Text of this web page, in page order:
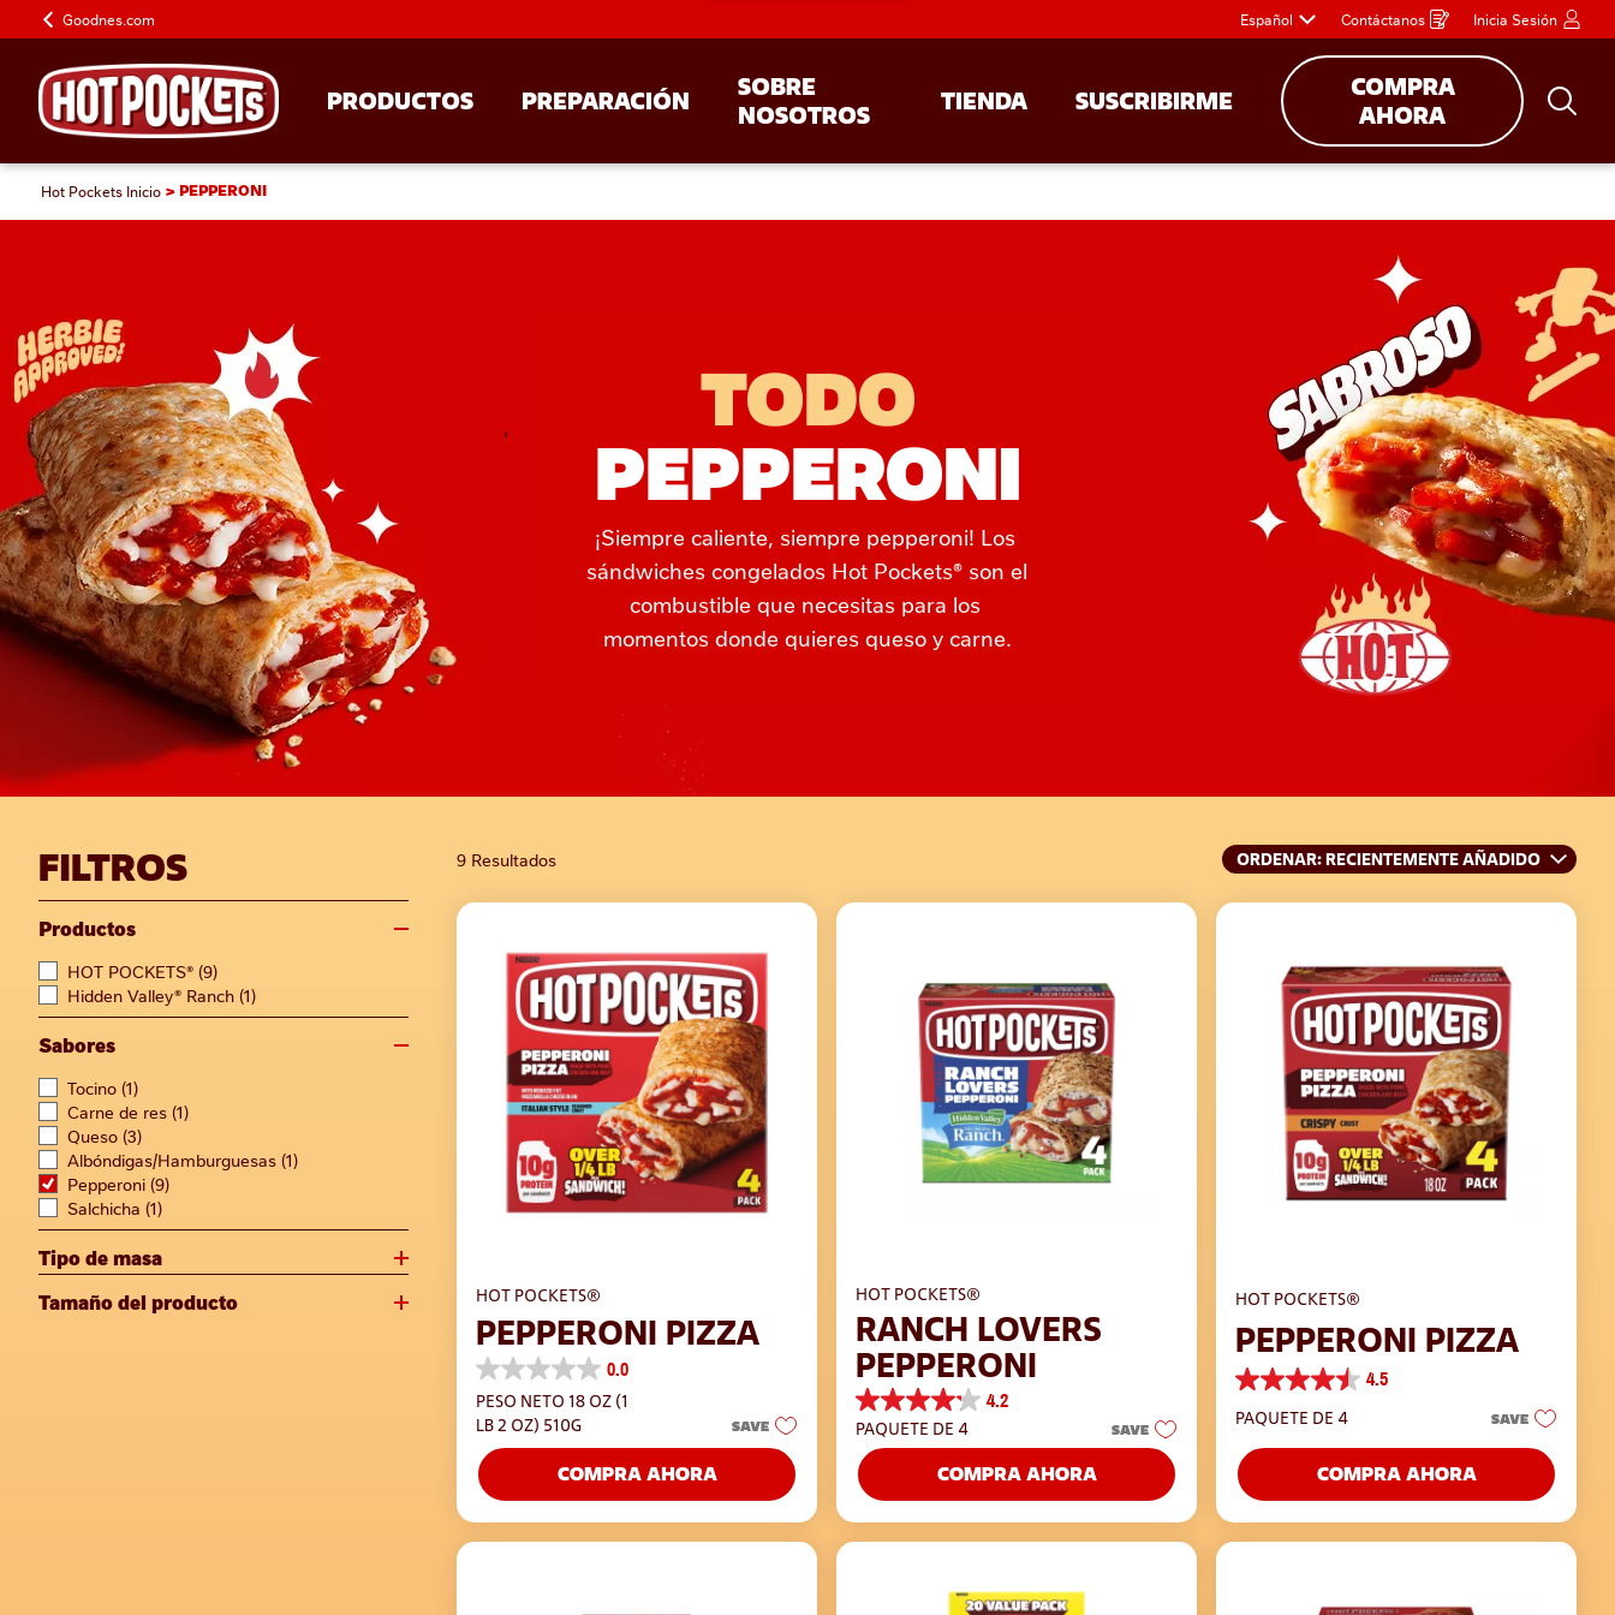
Goodnes.com Español Contáctanos
Opens
in
a
window
Inicia Sesión
PRODUCTOS PREPARACIÓN
SOBRE
NOSOTROS
TIENDA SUSCRIBIRME
COMPRA
AHORA
Hot Pockets Inicio PEPPERONI
TODO
PEPPERONI
¡Siempre caliente, siempre pepperoni! Los
sándwiches congelados Hot Pockets® son el
combustible que necesitas para los
momentos donde quieres queso y carne.
FILTROS
Productos
HOT POCKETS® (9)
Hidden Valley® Ranch (1)
Sabores
Tocino (1)
Carne de res (1)
Queso (3)
Albóndigas/Hamburguesas (1)
Pepperoni (9)
Salchicha (1)
Tipo de masa
Tamaño del producto
9 Resultados ORDENAR: RECIENTEMENTE AÑADIDO
HOT POCKETS®
PEPPERONI PIZZA
0.0
0.0
de
5
estrellas.
PESO NETO 18 OZ (1
LB 2 OZ) 510G
SAVE
COMPRA AHORA
HOT POCKETS®
RANCH LOVERS
PEPPERONI
4.2
4.2
de
5
estrellas.
502
reseñas
PAQUETE DE 4 SAVE
COMPRA AHORA
HOT POCKETS®
PEPPERONI PIZZA
4.5
4.5
de
estrellas.
309
reseñas
PAQUETE DE 4 SAVE
COMPRA AHORA